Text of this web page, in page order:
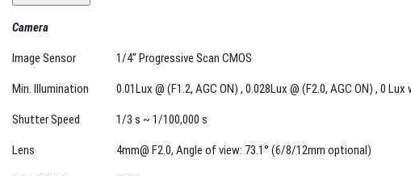
Image Sensor
Min. Illumination 0.01Lux @ (F1.2, AGC ON) , 0.028Lux @ (F2.0, AGC ON) , 0 Lux
Shutter Speed 1/3 s ~ 1/100,000 s
Lens 4mm@ F2.0, Angle of view: 73.1° (6/8/12mm optional)
Lens Mount M12